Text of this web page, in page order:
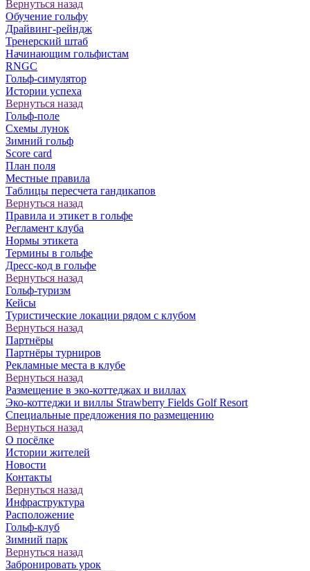
Вернуться назад
Обучение гольфу
Драйвинг-рейндж
Тренерский штаб
Начинающим гольфистам
RNGC
Гольф-симулятор
Истории успеха
Вернуться назад
Гольф-поле
Схемы лунок
Зимний гольф
Score card
План поля
Местные правила
Таблицы пересчета гандикапов
Вернуться назад
Правила и этикет в гольфе
Регламент клуба
Нормы этикета
Термины в гольфе
Дресс-код в гольфе
Вернуться назад
Гольф-туризм
Кейсы
Туристические локации рядом с клубом
Вернуться назад
Партнёры
Партнёры турниров
Рекламные места в клубе
Вернуться назад
Размещение в эко-коттеджах и виллах
Эко-коттеджи и виллы Strawberry Fields Golf Resort
Специальные предложения по размещению
Вернуться назад
О посёлке
Истории жителей
Новости
Контакты
Вернуться назад
Инфраструктура
Расположение
Гольф-клуб
Зимний парк
Вернуться назад
Забронировать урок